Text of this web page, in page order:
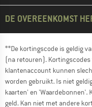
DE OVEREENKOMST
**De kortingscode is geldig
(na retouren).
klantenaccount kunnen
worden gebruikt. Is niet
kaarten' en 'Waardebonnen'.
geld. Kan niet met andere